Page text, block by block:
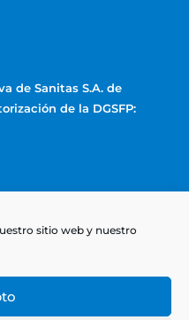
sitio web y nuestro
de Sanitas S.A. de
de la DGSFP: